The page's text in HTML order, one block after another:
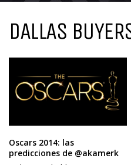
DALLAS
Oscars 2014: las
predicciones de @akamerk